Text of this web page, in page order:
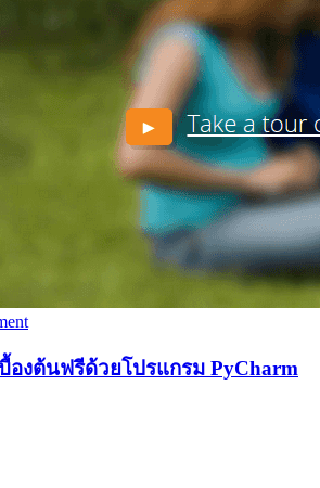
องต้นฟรีด้วยโปรแกรม PyCharm